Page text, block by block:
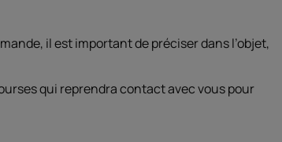
il est important de préciser dans l’objet,
qui reprendra contact avec vous pour